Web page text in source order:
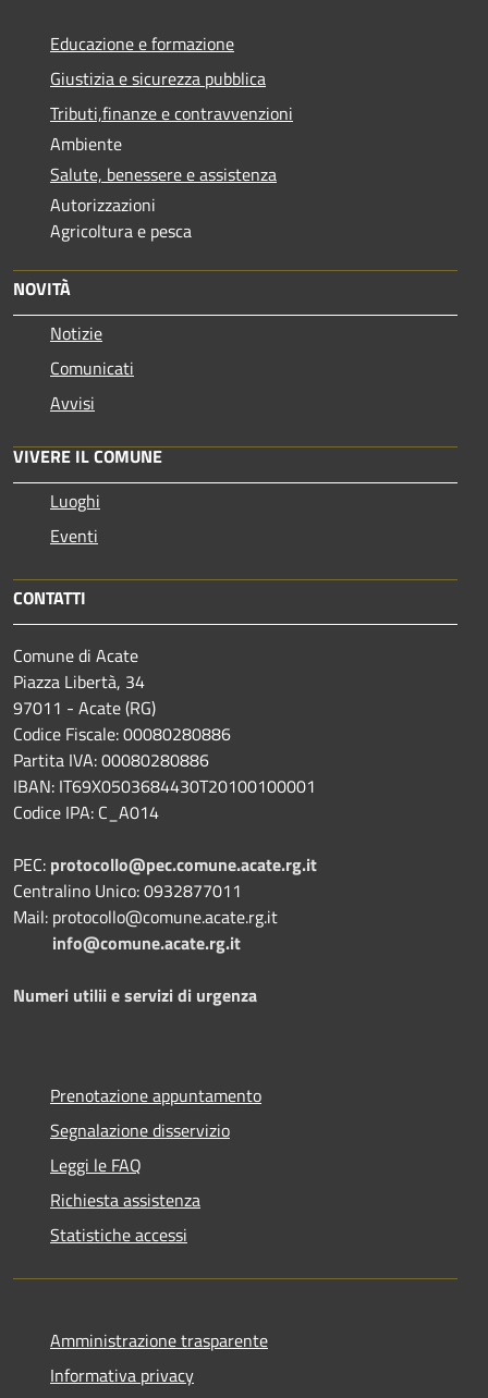
Educazione e formazione
Giustizia e sicurezza pubblica
Tributi,finanze e contravvenzioni
Ambiente
Salute, benessere e assistenza
Autorizzazioni
Agricoltura e pesca
NOVITÀ
Notizie
Comunicati
Avvisi
VIVERE IL COMUNE
Luoghi
Eventi
CONTATTI
Comune di Acate
Piazza Libertà, 34
97011 - Acate (RG)
Codice Fiscale: 00080280886
Partita IVA: 00080280886
IBAN: IT69X0503684430T20100100001
Codice IPA: C_A014
PEC: protocollo@pec.comune.acate.rg.it
Centralino Unico: 0932877011
Mail: protocollo@comune.acate.rg.it
info@comune.acate.rg.it
Numeri utilii e servizi di urgenza
Prenotazione appuntamento
Segnalazione disservizio
Leggi le FAQ
Richiesta assistenza
Statistiche accessi
Amministrazione trasparente
Informativa privacy